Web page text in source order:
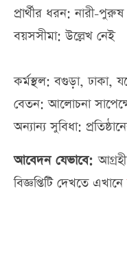
প্রার্থীর ধরন: নারী-
বয়সসীমা: উল্লেখ নেই
কর্মস্থল: বগুড়া, ঢাকা,
বেতন: আলোচনা
অন্যান্য সুবিধা:
আবেদন যেভাবে:
বিজ্ঞপ্তিটি দেখতে এখানে